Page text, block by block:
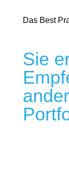
Das Best
Sie